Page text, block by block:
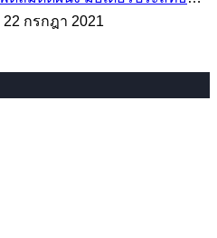
22 กรกฎา 2021